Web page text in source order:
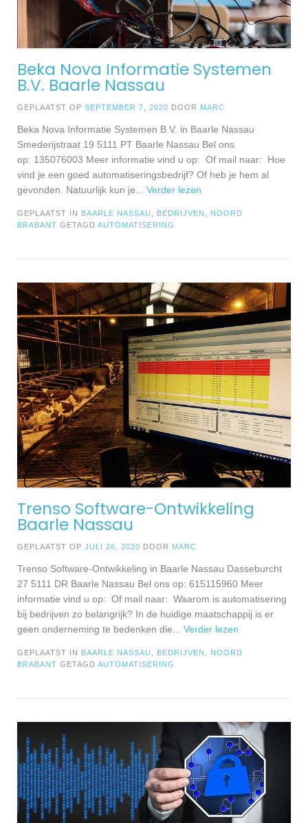
Beka Nova Informatie Systemen
B.V. Baarle Nassau
GEPLAATST OP SEPTEMBER 7, 2020 DOOR MARC
Beka Nova Informatie Systemen B.V. in Baarle Nassau
Smederijstraat 19 5111 PT Baarle Nassau Bel ons
op: 135076003 Meer informatie vind u op: Of mail naar: Hoe
vind je een goed automatiseringsbedrijf? Of heb je hem al
gevonden. Natuurlijk kun je ... Verder lezen
GEPLAATST IN BAARLE NASSAU BEDRIJVEN
NOORD
BRABANT GETAGD AUTOMATISERING
Trenso Software-Ontwikkeling
Baarle Nassau
GEPLAATST OP JULI 26, 2020 DOOR MARC
Trenso Software-Ontwikkeling in Baarle Nassau Dasseburcht
27 5111 DR Baarle Nassau Bel ons op: 615115960 Meer
informatie vind u op: Of mail naar: Waarom is automatisering
bij bedrijven zo belangrijk? In de huidige maatschappij is er
geen onderneming te bedenken die... Verder lezen
GEPLAATST IN BAARLE NASSAU , BEDRIJVEN , NOORD
BRABANT GETAGD AUTOMATISERING